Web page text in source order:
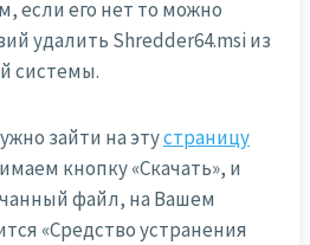
если его нет то можно
удалить Shredder64.msi из
системы.
зайти на этустраницу
кнопку «Скачать», и
файл, на Вашем
«Средство устранения